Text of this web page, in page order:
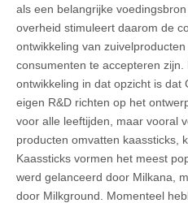
als een belangrijke
overheid stimuleert daarom de
ontwikkeling van
consumenten te accepteren zijn.
ontwikkeling in dat opzicht is dat
eigen R&D richten op het
voor alle leeftijden, maar vooral
producten omvatten kaassticks,
Kaassticks vormen het meest
werd gelanceerd door Milkana,
door Milkground. Momenteel